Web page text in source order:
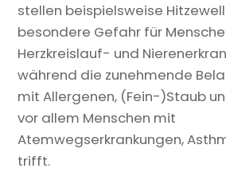
stellen beispielsweise
besondere Gefahr für
Herzkreislauf- und
während die zunehmende
mit Allergenen, (Fein-)Staub
vor allem Menschen mit
Atemwegserkrankungen,
trifft.